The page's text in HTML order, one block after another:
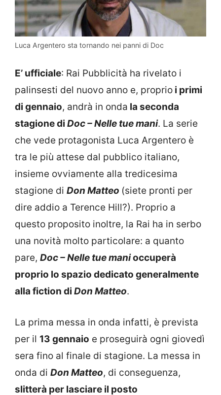
Luca Argentero sta tornando nei panni di Doc
E’ ufficiale: Rai Pubblicità ha rivelato i
palinsesti del nuovo anno e, proprio i primi
di gennaio, andrà in onda la seconda
stagione di Doc – Nelle tue mani. La serie
che vede protagonista Luca Argentero è
tra le più attese dal pubblico italiano,
insieme ovviamente alla tredicesima
stagione di Don Matteo (siete pronti per
dire addio a Terence Hill?). Proprio a
questo proposito inoltre, la Rai ha in serbo
una novità molto particolare: a quanto
pare, Doc – Nelle tue manioccuperà
proprio lo spazio dedicato generalmente
alla fiction di Don Matteo.
La prima messa in onda infatti, è prevista
per il 13 gennaio e proseguirà ogni giovedì
sera fino al finale di stagione. La messa in
onda di Don Matteo, di conseguenza,
slitterà per lasciare il posto